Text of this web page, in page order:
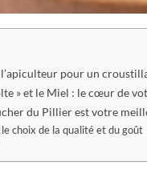
l’apiculteur pour un
» et le Miel : le cœur de
du Pillier est votre
choix de la qualité et du goût